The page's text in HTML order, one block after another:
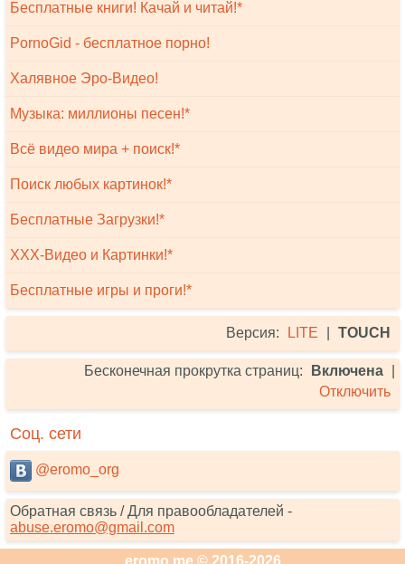
Бесплатные книги! Качай и читай!*
PornoGid - бесплатное порно!
Халявное Эро-Видео!
Музыка: миллионы песен!*
Всё видео мира + поиск!*
Поиск любых картинок!*
Бесплатные Загрузки!*
XXX-Видео и Картинки!*
Бесплатные игры и проги!*
Версия: LITE TOUCH
Бесконечная прокрутка страниц: Включена
Отключить
Соц. сети
@eromo_org
Обратная связь / Для правообладателей -
abuse.eromo@gmail.com
eromo.me © 2016-2026